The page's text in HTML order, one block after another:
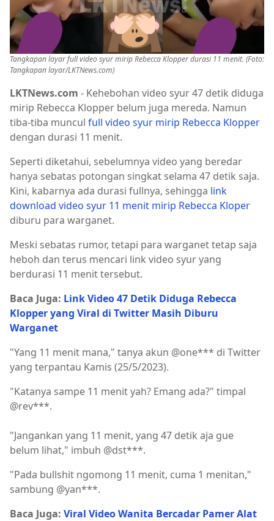
Tangkapan layar full video syur mirip Rebecca Klopper durasi 11 menit. (Foto:
Tangkapan layar/LKTNews.com)
LKTNews.com - Kehebohan video syur 47 detik diduga
mirip Rebecca Klopper belum juga mereda. Namun
tiba-tiba muncul full video syur mirip Rebecca Klopper
dengan durasi 11 menit.
Seperti diketahui, sebelumnya video yang beredar
hanya sebatas potongan singkat selama 47 detik saja.
Kini, kabarnya ada durasi fullnya, sehingga link
download video syur 11 menit mirip Rebecca Kloper
diburu para warganet.
Meski sebatas rumor, tetapi para warganet tetap saja
heboh dan terus mencari link video syur yang
berdurasi 11 menit tersebut.
Baca Juga: Link Video 47 Detik Diduga Rebecca
Klopper yang Viral di Twitter Masih Diburu
Warganet
"Yang 11 menit mana," tanya akun @one*** di Twitter
yang terpantau Kamis (25/5/2023).
"Katanya sampe 11 menit yah? Emang ada?" timpal
@rev***.
"Jangankan yang 11 menit, yang 47 detik aja gue
belum lihat," imbuh @dst***.
"Pada bullshit ngomong 11 menit, cuma 1 menitan,"
sambung @yan***.
Baca Juga: Viral Video Wanita Bercadar Pamer Alat